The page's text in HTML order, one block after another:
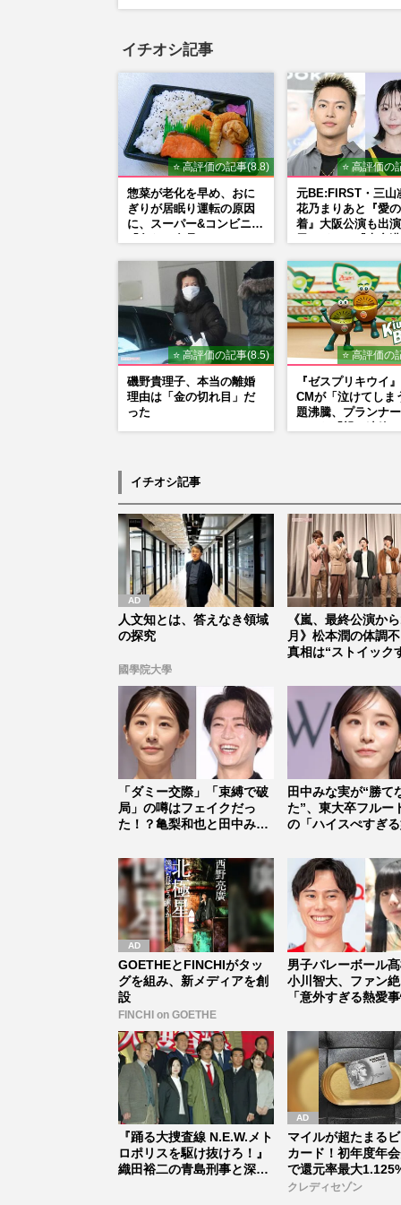
イチオシ記事
⭐ 高評価の記事(8.8)
惣菜が老化を早め、おに
ぎりが居眠り運転の原因
に、スーパー&コンビニの
⭐ 高評価の
元BE:FIRST・三山
花乃まりあと『愛
着』大阪公演も出
ぎ」の実情
⭐ 高評価の記事(8.5)
磯野貴理子、本当の離婚
理由は「金の切れ目」だ
った
⭐ 高評価の
『ゼスプリキウイ
CMが「泣けてしま
題沸騰、プランナ
イチオシ記事
人文知とは、答えなき領域
の探究
國學院大學
《嵐、最終公演か
月》松本潤の体調
真相は“ストイック
「ダミー交際」「束縛で破
局」の噂はフェイクだっ
た！？亀梨和也と田中みな
田中みな実が“勝て
た”、東大卒フルー
の「ハイスぺすぎ
GOETHEとFINCHIがタッ
グを組み、新メディアを創
設
FINCHI on GOETHE
男子バレーボール
小川智大、ファン
「意外すぎる熱愛
『踊る大捜査線 N.E.W.メト
ロポリスを駆け抜けろ！』
織田裕二の青島刑事と深
マイルが超たまる
カード！初年度年
で還元率最大
クレディセゾン